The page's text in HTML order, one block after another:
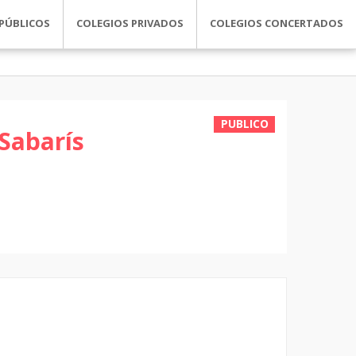
COLEGIOS PRIVADOS COLEGIOS CONCERTADOS
PUBLICO